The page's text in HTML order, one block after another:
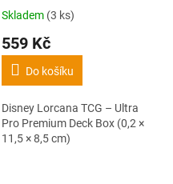
Skladem (3 ks)
559 Kč
Do košíku
Disney Lorcana TCG – Ultra
Pro Premium Deck Box (0,2 ×
11,5 × 8,5 cm)